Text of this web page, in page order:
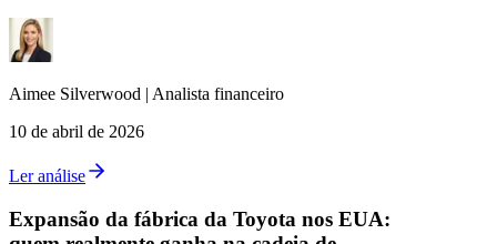
Aimee Silverwood | Analista financeiro
10 de abril de 2026
Ler análise
Expansão da fábrica da Toyota nos EUA: